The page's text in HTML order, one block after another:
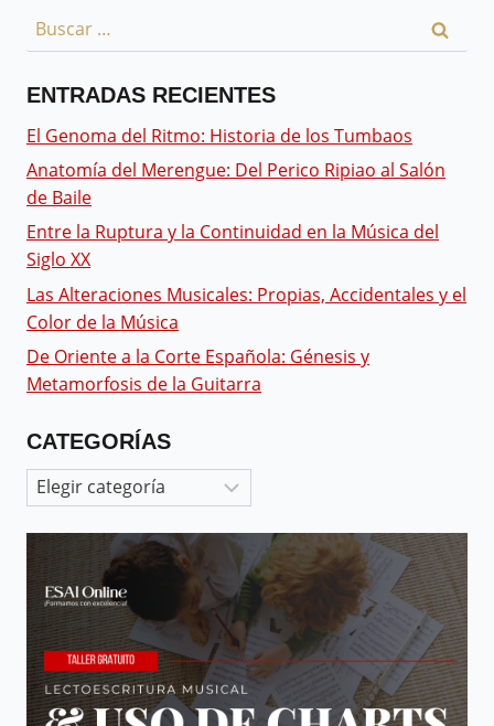
ENTRADAS RECIENTES
El Genoma del Ritmo: Historia de los Tumbaos
Anatomía del Merengue: Del Perico Ripiao al Salón
de Baile
Entre la Ruptura y la Continuidad en la Música del
Siglo XX
Las Alteraciones Musicales: Propias, Accidentales y el
Color de la Música
De Oriente a la Corte Española: Génesis y
Metamorfosis de la Guitarra
CATEGORÍAS